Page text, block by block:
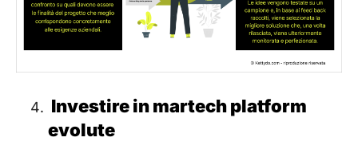
Investire in martech platform
evolute